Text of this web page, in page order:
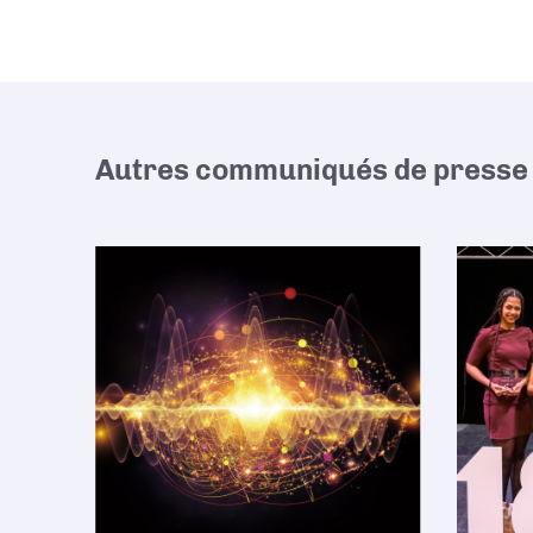
Autres communiqués de presse